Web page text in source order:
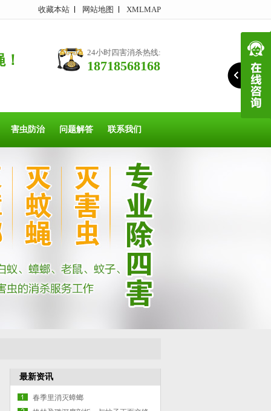
收藏本站 网站地图 XMLMAP
24小时四害消杀热线:
18718568168
害虫防治 问题解答 联系我们
最新资讯
春季里消灭蟑螂